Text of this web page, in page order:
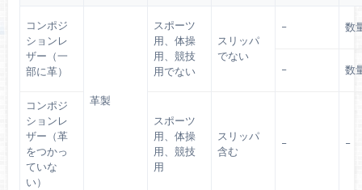
コンポジ
ションレ
ザー（一
部に革）
革製
スポーツ
用、体操
用、競技
用でない
スリッパ
でない
– 数
– 数
コンポジ
ションレ
ザー（革
をつかっ
ていな
い）
スポーツ
用、体操
用、競技
用
スリッパ
含む
– –